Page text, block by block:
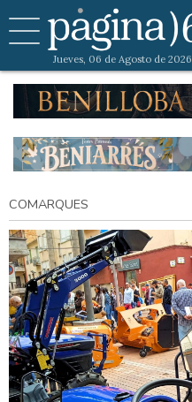
Jueves, 06 de Agosto de 2026
COMARQUES